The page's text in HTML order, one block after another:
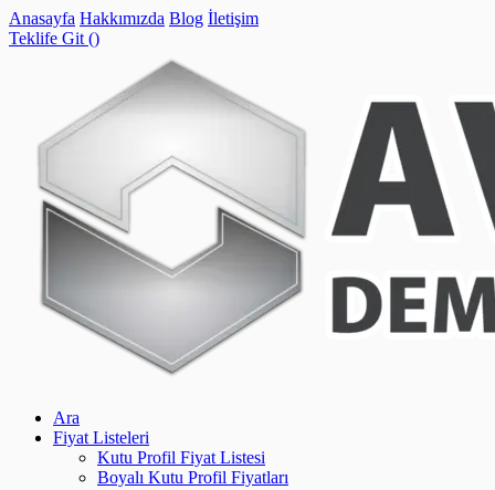
Anasayfa Hakkımızda Blog İletişim
Teklife Git ()
Ara
Fiyat Listeleri
Kutu Profil Fiyat Listesi
Boyalı Kutu Profil Fiyatları